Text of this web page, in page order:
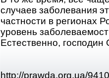
случаев заболевания
частности в регионах
уровень
Естественно,
http://prawda.org.ua/9410